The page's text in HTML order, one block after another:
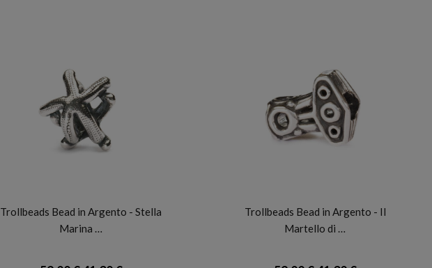
Trollbeads Bead in Argento - Stella
Marina …
Trollbeads Bead in Argento - Il
Martello di …